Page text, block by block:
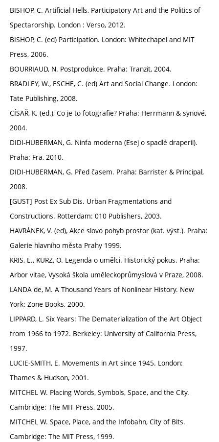
BISHOP, C. Artificial Hells, Participatory Art and the Politics of
Spectarorship. London : Verso, 2012.
BISHOP, C. (ed) Participation. London: Whitechapel and MIT
Press, 2006.
BOURRIAUD, N. Postprodukce. Praha: Tranzit, 2004.
BRADLEY, W., ESCHE, C. (ed) Art and Social Change. London:
Tate Publishing, 2008.
CÍSAŘ, K. (ed.), Co je to fotografie? Praha: Herrmann & synové,
2004.
DIDI-HUBERMAN, G. Ninfa moderna (Esej o spadlé draperii).
Praha: Fra, 2010.
DIDI-HUBERMAN, G. Před časem. Praha: Barrister & Principal,
2008.
[GUST] Post Ex Sub Dis. Urban Fragmentations and
Constructions. Rotterdam: 010 Publishers, 2003.
HAVRÁNEK, V. (ed), Akce slovo pohyb prostor (kat. výst.). Praha:
Galerie hlavního města Prahy 1999.
KRIS, E., KURZ, O. Legenda o umělci. Historický pokus. Praha:
Arbor vitae, Vysoká škola uměleckoprůmyslová v Praze, 2008.
LANDA de, M. A Thousand Years of Nonlinear History. New
York: Zone Books, 2000.
LIPPARD, L. Six Years: The Dematerialization of the Art Object
from 1966 to 1972. Berkeley: University of California Press,
1997.
LUCIE-SMITH, E. Movements in Art since 1945. London:
Thames & Hudson, 2001.
MITCHEL W. Placing Words, Symbols, Space, and the City.
Cambridge: The MIT Press, 2005.
MITCHEL W. Space, Place, and the Infobahn, City of Bits.
Cambridge: The MIT Press, 1999.